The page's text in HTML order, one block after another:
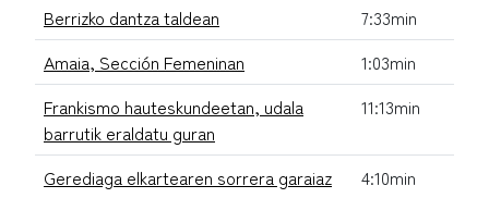
Berrizko dantza taldean
7:33min
Amaia, Sección Femeninan
1:03min
Frankismo hauteskundeetan, udala
barrutik eraldatu guran
11:13min
Gerediaga elkartearen sorrera garaiaz
4:10min